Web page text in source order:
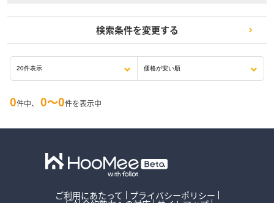
検索条件を変更する
0件中、 0〜0件を表示中
ご利用にあたって プライバシーポリシー